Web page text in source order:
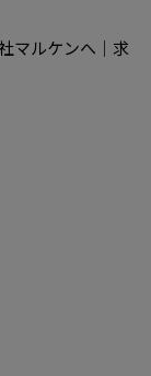
マルケンへ｜求